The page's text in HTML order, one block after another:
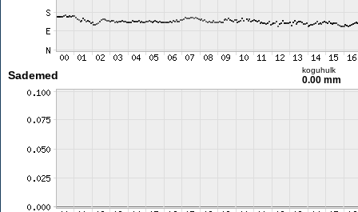
Sademed koguhulk
0.00 mm